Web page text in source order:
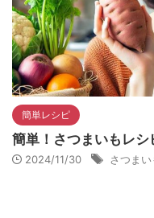
簡単レシピ
簡単！さつまいもレ
2024/11/30 さつまい